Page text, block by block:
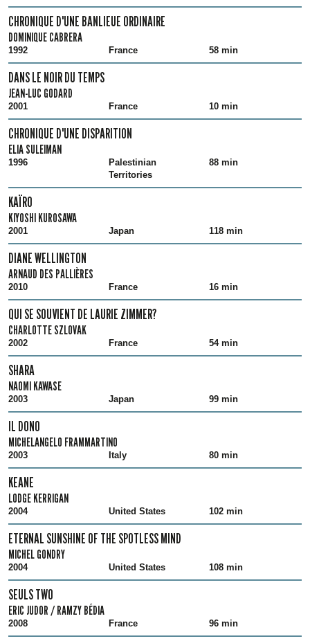
CHRONIQUE D'UNE BANLIEUE ORDINAIRE
DOMINIQUE CABRERA
1992 France 58 min
DANS LE NOIR DU TEMPS
JEAN-LUC GODARD
2001 France 10 min
CHRONIQUE D'UNE DISPARITION
ELIA SULEIMAN
1996
Palestinian
Territories
88 min
KAÏRO
KIYOSHI KUROSAWA
2001 Japan 118 min
DIANE WELLINGTON
ARNAUD DES PALLIÈRES
2010 France 16 min
QUI SE SOUVIENT DE LAURIE ZIMMER?
CHARLOTTE SZLOVAK
2002 France 54 min
SHARA
NAOMI KAWASE
2003 Japan 99 min
IL DONO
MICHELANGELO FRAMMARTINO
2003 Italy 80 min
KEANE
LODGE KERRIGAN
2004 United States 102 min
ETERNAL SUNSHINE OF THE SPOTLESS MIND
MICHEL GONDRY
2004 United States 108 min
SEULS TWO
ERIC JUDOR / RAMZY BÉDIA
2008 France 96 min